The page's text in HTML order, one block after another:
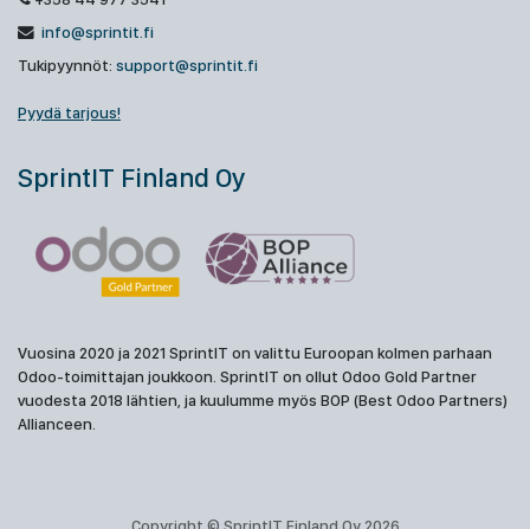
info@sprintit.fi
Tukipyynnöt: support@sprintit.fi
Pyydä tarjous!
SprintIT Finland Oy
Vuosina 2020 ja 2021 SprintIT on valittu Euroopan kolmen parhaan
Odoo-toimittajan joukkoon. SprintIT on ollut Odoo Gold Partner
vuodesta 2018 lähtien, ja kuulumme myös BOP (Best Odoo Partners)
Allianceen.
Copyright © SprintIT Finland Oy 2026